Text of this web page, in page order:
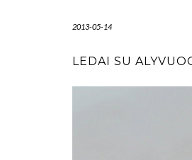
2013-05-14
LEDAI SU